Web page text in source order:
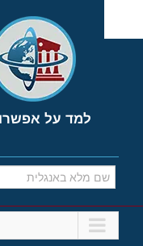
content